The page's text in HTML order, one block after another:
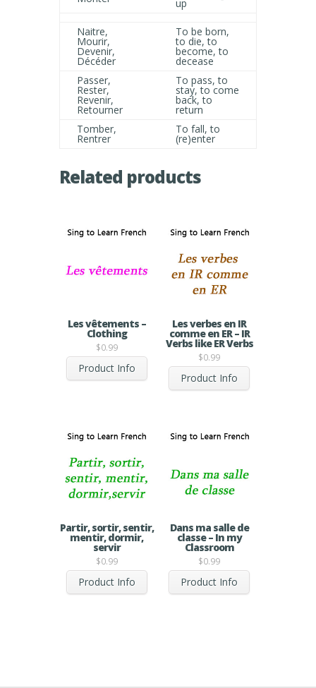
up
Naitre,
Mourir,
Devenir,
Décéder
To be born,
to die, to
become, to
decease
Passer,
Rester,
Revenir,
Retourner
To pass, to
stay, to come
back, to
return
Tomber,
Rentrer
To fall, to
(re)enter
Related products
Les vêtements –
Clothing
$0.99
Product Info
Les verbes en IR
comme en ER – IR
Verbs like ER Verbs
$0.99
Product Info
Partir, sortir, sentir,
mentir, dormir,
servir
$0.99
Product Info
Dans ma salle de
classe – In my
Classroom
$0.99
Product Info